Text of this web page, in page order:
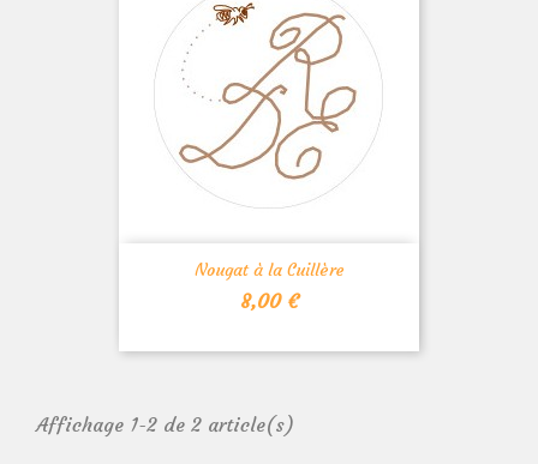
Nougat à la Cuillère
Prix
8,00 €
Affichage 1-2 de 2 article(s)